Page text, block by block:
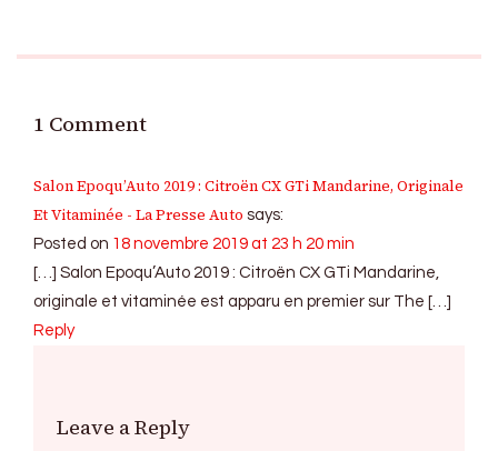
1 Comment
Salon Epoqu’Auto 2019 : Citroën CX GTi Mandarine, Originale
Et Vitaminée - La Presse Auto says:
Posted on 18 novembre 2019 at 23 h 20 min
[…] Salon Epoqu’Auto 2019 : Citroën CX GTi Mandarine,
originale et vitaminée est apparu en premier sur The […]
Reply
Leave a Reply